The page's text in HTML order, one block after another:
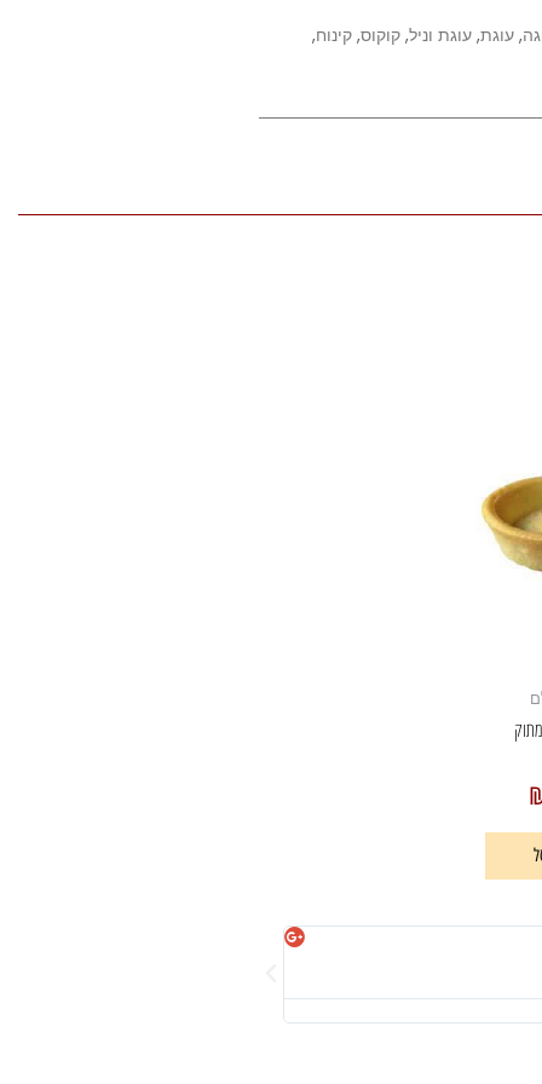
, עוגת, עוגת וניל, קוקוס, קינוח,